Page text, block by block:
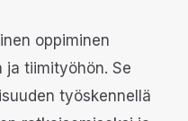
oppiminen
tiimityöhön. Se
työskennellä